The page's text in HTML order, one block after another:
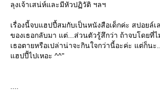
ลุงเจ้าเสน่ห์และมีหัวปฏิวัติ ฯลฯ
เรื่องนี้จบแฮปปี้สมกับเป็นหนังสือเด็กค่ะ สปอยล์
ของเธอกลับมา แต่...ส่วนตัวรู้สึกว่า ถ้าจบโดยที่
เธอตายหรือเปล่าน่าจะกินใจกว่านี้อะค่ะ แต่ก็นะ
ฮปปี้ไปเหอะ ^^"